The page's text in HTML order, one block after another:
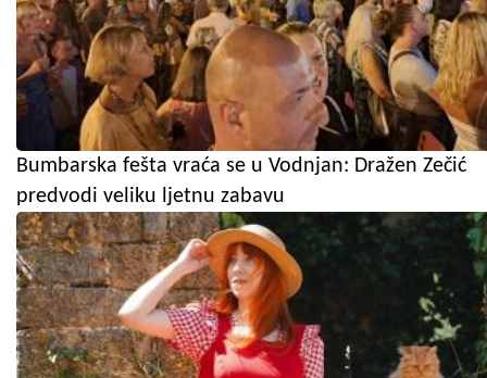
Bumbarska fešta vraća se u Vodnjan: Dražen Zečić
predvodi veliku ljetnu zabavu